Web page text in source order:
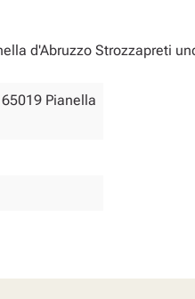
d'Abruzzo Strozzapreti
Pianella